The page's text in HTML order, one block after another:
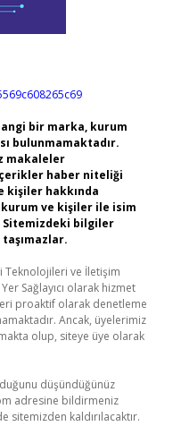
bir marka, kurum
bulunmamaktadır.
makaleler
haber niteliği
kişiler hakkında
kurum ve kişiler ile isim
bilgiler
Teknolojileri ve İletişim
Sağlayıcı olarak hizmet
proaktif olarak denetleme
Ancak, üyelerimiz
olup, siteye üye olarak
düşündüğünüz
adresine bildirmeniz
sitemizden kaldırılacaktır.